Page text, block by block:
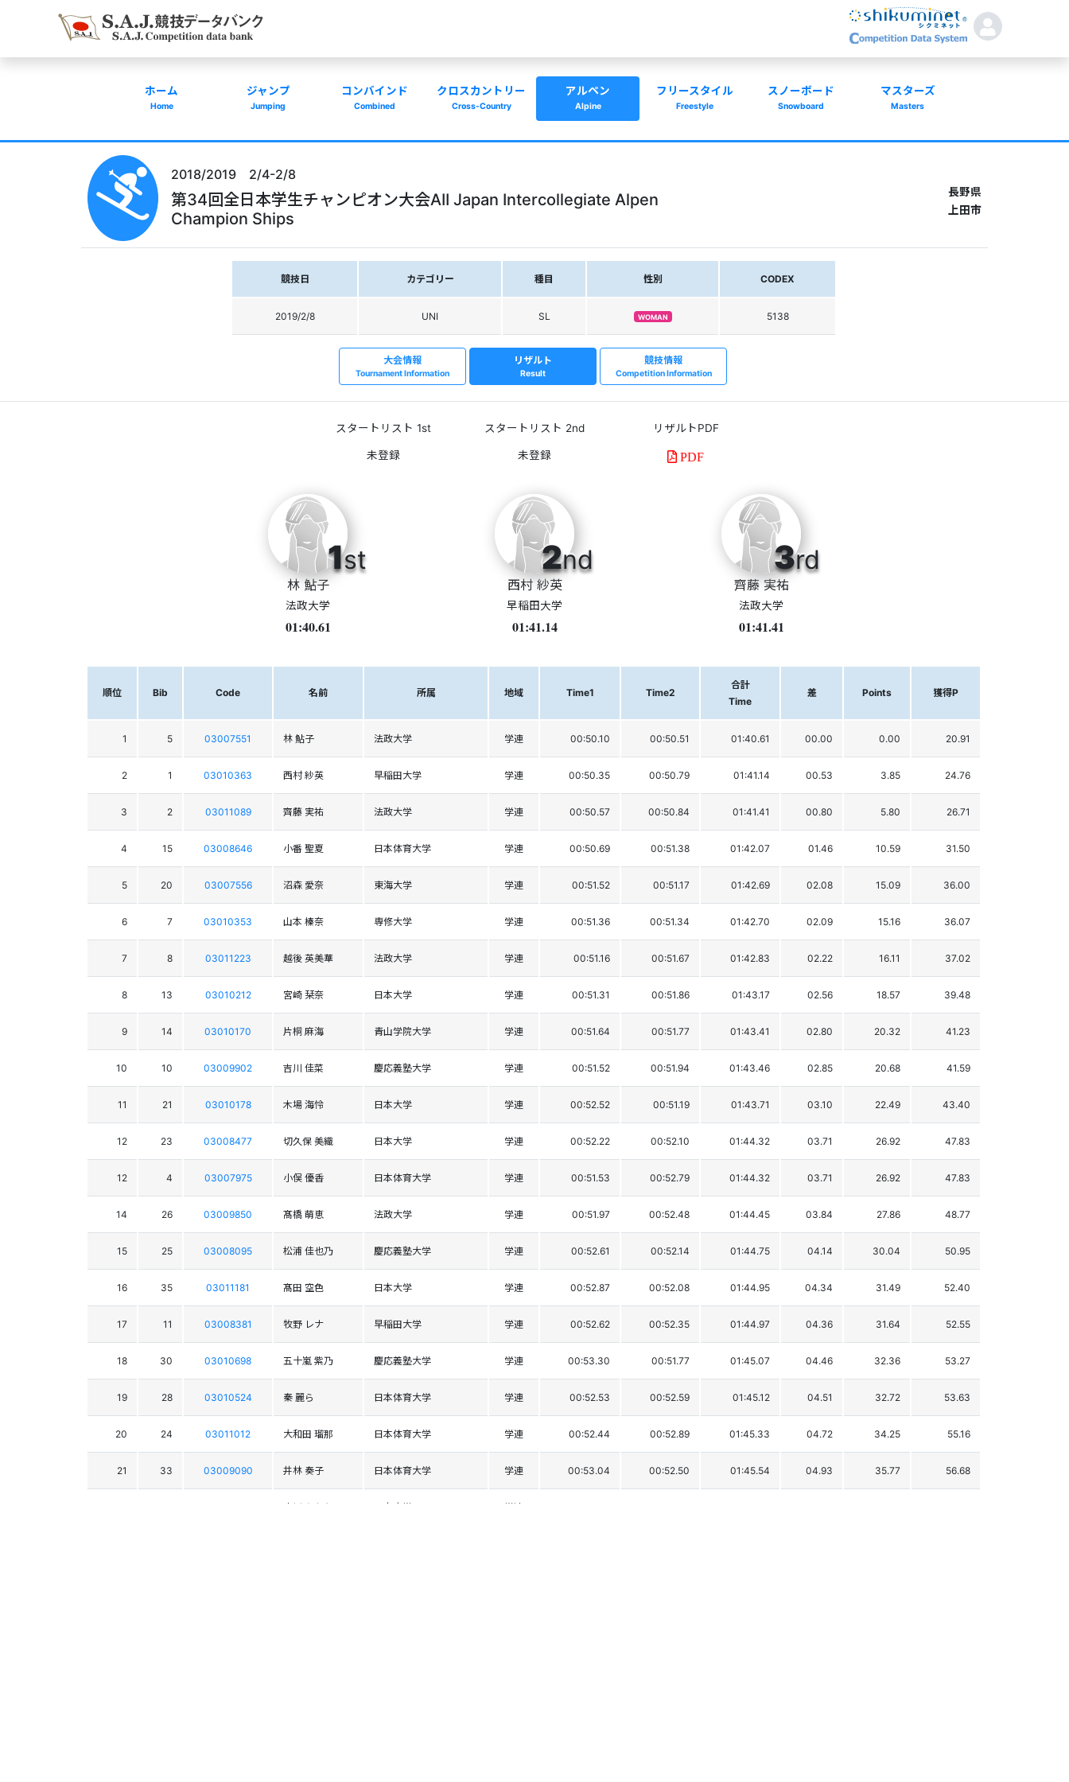
ホーム
Home
ジャンプ
Jumping
コンバインド
Combined
クロスカントリー
Cross-Country
アルペン
Alpine
フリースタイル
Freestyle
スノーボード
Snowboard
マスターズ
Masters
2018/2019 2/4-2/8
第34回全日本学生チャンピオン大会AII Japan Intercollegiate Alpen
Champion Ships
長野県
上田市
競技日 カテゴリー 種目 性別 CODEX
2019/2/8 UNI SL WOMAN 5138
大会情報
Tournament Information
リザルト
Result
競技情報
Competition Information
スタートリスト 1st スタートリスト 2nd リザルトPDF
PDF
1st
林 鮎子
法政大学
01:40.61
2nd
西村 紗英
早稲田大学
01:41.14
3rd
齊藤 実祐
法政大学
01:41.41
順位 Bib Code 名前 所属 地域 Time1 Time2
合計
Time
差 Points 獲得P
1 5 03007551 林 鮎子 法政大学 学連 00:50.10 00:50.51 01:40.61 00.00 0.00 20.91
2 1 03010363 西村 紗英 早稲田大学 学連 00:50.35 00:50.79 01:41.14 00.53 3.85 24.76
3 2 03011089 齊藤 実祐 法政大学 学連 00:50.57 00:50.84 01:41.41 00.80 5.80 26.71
4 15 03008646 小番 聖夏 日本体育大学 学連 00:50.69 00:51.38 01:42.07 01.46 10.59 31.50
5 20 03007556 沼森 愛奈 東海大学 学連 00:51.52 00:51.17 01:42.69 02.08 15.09 36.00
6 7 03010353 山本 榛奈 専修大学 学連 00:51.36 00:51.34 01:42.70 02.09 15.16 36.07
7 8 03011223 越後 英美華 法政大学 学連 00:51.16 00:51.67 01:42.83 02.22 16.11 37.02
8 13 03010212 宮崎 栞奈 日本大学 学連 00:51.31 00:51.86 01:43.17 02.56 18.57 39.48
9 14 03010170 片桐 麻海 青山学院大学 学連 00:51.64 00:51.77 01:43.41 02.80 20.32 41.23
10 10 03009902 吉川 佳菜 慶応義塾大学 学連 00:51.52 00:51.94 01:43.46 02.85 20.68 41.59
11 21 03010178 木場 海怜 日本大学 学連 00:52.52 00:51.19 01:43.71 03.10 22.49 43.40
12 23 03008477 切久保 美織 日本大学 学連 00:52.22 00:52.10 01:44.32 03.71 26.92 47.83
12 4 03007975 小俣 優香 日本体育大学 学連 00:51.53 00:52.79 01:44.32 03.71 26.92 47.83
14 26 03009850 髙橋 萌恵 法政大学 学連 00:51.97 00:52.48 01:44.45 03.84 27.86 48.77
15 25 03008095 松浦 佳也乃 慶応義塾大学 学連 00:52.61 00:52.14 01:44.75 04.14 30.04 50.95
16 35 03011181 髙田 空色 日本大学 学連 00:52.87 00:52.08 01:44.95 04.34 31.49 52.40
17 11 03008381 牧野 レナ 早稲田大学 学連 00:52.62 00:52.35 01:44.97 04.36 31.64 52.55
18 30 03010698 五十嵐 紫乃 慶応義塾大学 学連 00:53.30 00:51.77 01:45.07 04.46 32.36 53.27
19 28 03010524 秦 麗ら 日本体育大学 学連 00:52.53 00:52.59 01:45.12 04.51 32.72 53.63
20 24 03011012 大和田 瑠那 日本体育大学 学連 00:52.44 00:52.89 01:45.33 04.72 34.25 55.16
21 33 03009090 井林 奏子 日本体育大学 学連 00:53.04 00:52.50 01:45.54 04.93 35.77 56.68
小川 あかり 日本大学 学連